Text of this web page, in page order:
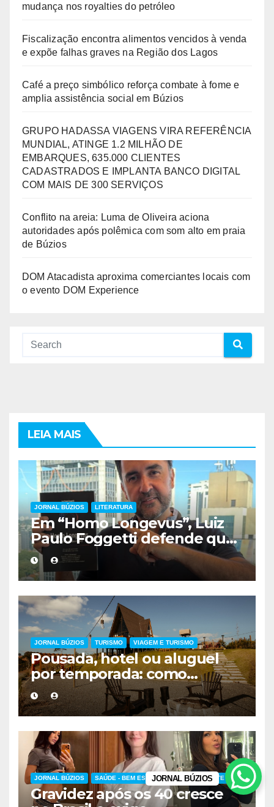
mudança nos royalties do petróleo
Fiscalização encontra alimentos vencidos à venda
e expõe falhas graves na Região dos Lagos
Café a preço simbólico reforça combate à fome e
amplia assistência social em Búzios
GRUPO HADASSA VIAGENS VIRA REFERÊNCIA
MUNDIAL, ATINGE 1.2 MILHÃO DE
EMBARQUES, 635.000 CLIENTES
CADASTRADOS E IMPLANTA BANCO DIGITAL
COM MAIS DE 300 SERVIÇOS
Conflito na areia: Luma de Oliveira aciona
autoridades após polêmica com som alto em praia
de Búzios
DOM Atacadista aproxima comerciantes locais com
o evento DOM Experience
LEIA MAIS
JORNAL BÚZIOS LITERATURA
Em “Homo Longevus”, Luiz
Paulo Foggetti defende que
viver mais exigirá uma nova
forma de encarar a vida
JORNAL BÚZIOS TURISMO VIAGEM E TURISMO
Pousada, hotel ou aluguel
por temporada: como
escolher a melhor
hospedagem
JORNAL BÚZIOS SAÚDE - BEM ESTAR - FITNESS - ESPORTE
Gravidez após os 40 cresce
JORNAL BÚZIOS